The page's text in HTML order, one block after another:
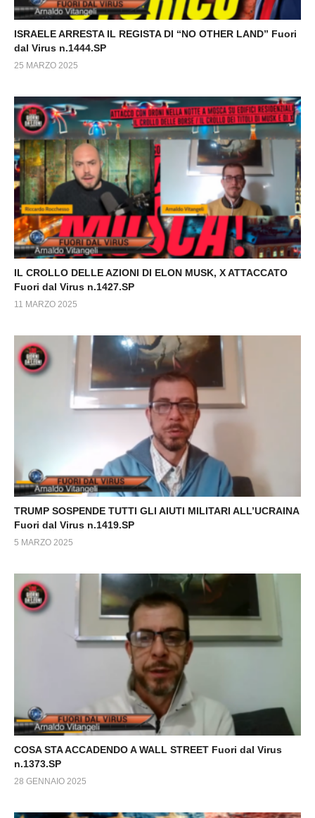
ISRAELE ARRESTA IL REGISTA DI “NO OTHER LAND” Fuori
dal Virus n.1444.SP
25 MARZO 2025
IL CROLLO DELLE AZIONI DI ELON MUSK, X ATTACCATO
Fuori dal Virus n.1427.SP
11 MARZO 2025
TRUMP SOSPENDE TUTTI GLI AIUTI MILITARI ALL’UCRAINA
Fuori dal Virus n.1419.SP
5 MARZO 2025
COSA STA ACCADENDO A WALL STREET Fuori dal Virus
n.1373.SP
28 GENNAIO 2025